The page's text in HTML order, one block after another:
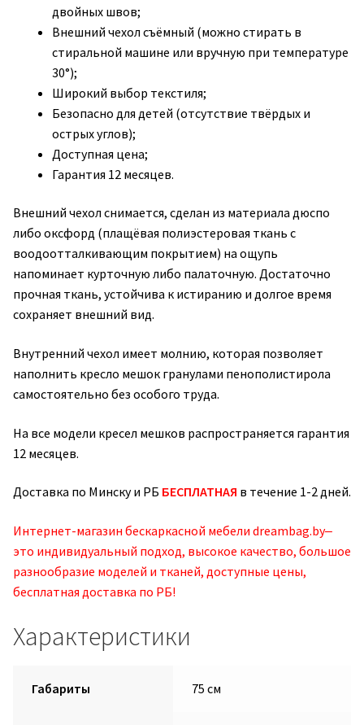
двойных швов;
Внешний чехол съёмный (можно стирать в
стиральной машине или вручную при температуре
30°);
Широкий выбор текстиля;
Безопасно для детей (отсутствие твёрдых и
острых углов);
Доступная цена;
Гарантия 12 месяцев.
Внешний чехол снимается, сделан из материала дюспо
либо оксфорд (плащёвая полиэстеровая ткань с
воодоотталкивающим покрытием) на ощупь
напоминает курточную либо палаточную. Достаточно
прочная ткань, устойчива к истиранию и долгое время
сохраняет внешний вид.
Внутренний чехол имеет молнию, которая позволяет
наполнить кресло мешок гранулами пенополистирола
самостоятельно без особого труда.
На все модели кресел мешков распространяется гарантия
12 месяцев.
Доставка по Минску и РБ БЕСПЛАТНАЯ в течение 1-2 дней.
Интернет-магазин бескаркасной мебели dreambag.by‒
это индивидуальный подход, высокое качество, большое
разнообразие моделей и тканей, доступные цены,
бесплатная доставка по РБ!
Характеристики
Габариты 75 см